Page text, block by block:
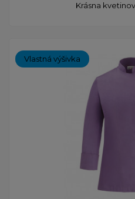
Krásna
Vlastná výšivka